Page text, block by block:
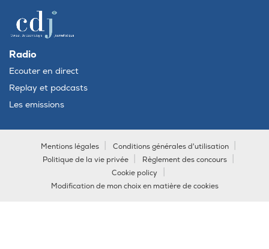
Radio
Ecouter en direct
Replay et podcasts
Les emissions
Mentions légales
Conditions générales d'utilisation
Politique de la vie privée
Règlement des concours
Cookie policy
Modification de mon choix en matière de cookies